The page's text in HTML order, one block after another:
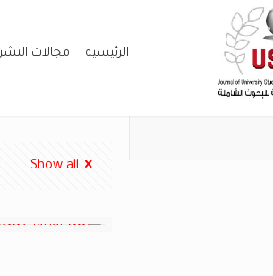
الرئيسية مجالات النشر
Show all